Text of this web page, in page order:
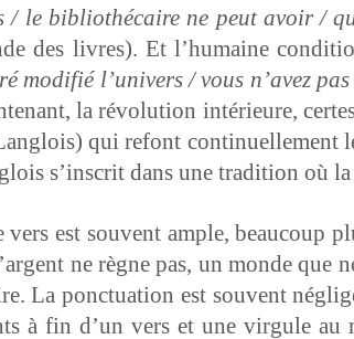
/ le bib­lio­thé­caire ne peut avoir /
des livres). Et l’hu­maine
mod­i­fié l’u­nivers / vous n’avez
la révo­lu­tion intérieure,
qui refont con­tin­uelle­ment
s’in­scrit dans une tra­di­tion où
vers est sou­vent ample, beau­coup
ne règne pas, un monde que
La ponc­tu­a­tion est sou­vent
à fin d’un vers et une vir­gule au